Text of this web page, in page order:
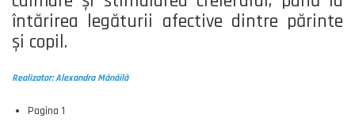
întărirea legăturii afective dintre părinte
și copil.
Realizator: Alexandra Mănăilă
Paginare
Pagina 1